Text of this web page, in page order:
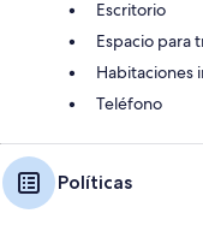
Escritorio
Espacio para
Habitaciones
Teléfono
Políticas